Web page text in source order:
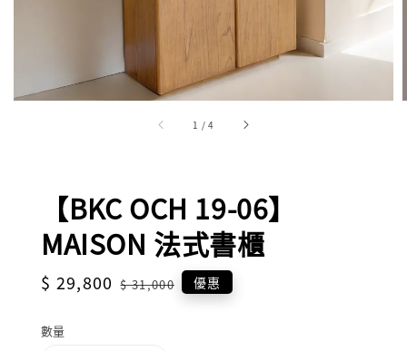
1 /4
【BKC OCH 19-06】
MAISON 法式書櫃
Sale
$ 29,800 Regular
$ 31,000 優惠
數量